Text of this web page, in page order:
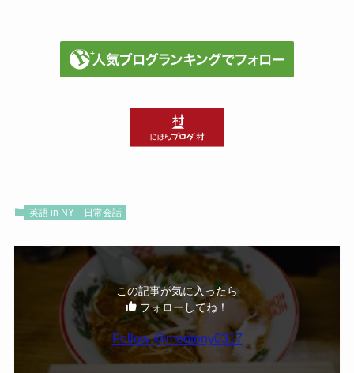
Nothing beats a beer end of the day.
：結局やっぱりビールが一番だね。